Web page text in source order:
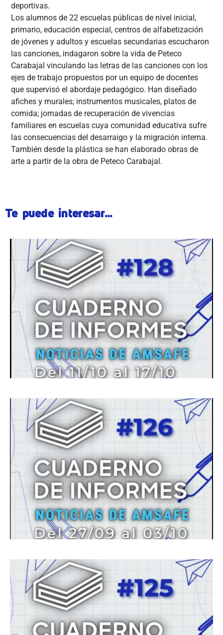
deportivas.
Los alumnos de 22 escuelas públicas de nivel inicial,
primario, educación especial, centros de alfabetización
de jóvenes y adultos y escuelas secundarias escucharon
las canciones, indagaron sobre la vida de Peteco
Carabajal vinculando las letras de las canciones con los
ejes de trabajo propuestos por un equipo de docentes
que supervisó el abordaje pedagógico. Han diseñado
afiches y murales; instrumentos musicales, platos de
comida; jornadas de recuperación de vivencias
familiares en escuelas cuya comunidad educativa sufre
las consecuencias del desarraigo y la migración interna.
También desde la plástica se han elaborado obras de
arte a partir de la obra de Peteco Carabajal.
Te puede interesar...